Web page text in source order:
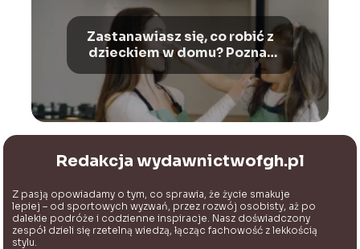
Zastanawiasz się, co robić z
dzieckiem w domu? Poznaj
sprawdzone sposoby na
zabawę z dziećmi!
Redakcja wydawnictwofgh.pl
Z pasją opowiadamy o tym, co sprawia, że życie smakuje
lepiej – od sportowych wyzwań, przez rozwój osobisty, aż po
dalekie podróże i codzienne inspiracje. Nasz doświadczony
zespół dzieli się rzetelną wiedzą, łącząc fachowość z lekkością
stylu.